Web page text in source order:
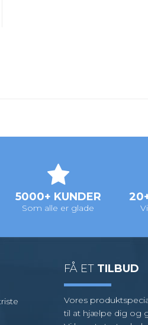
5000+ KUNDER
Som alle er glade
FÅ ET TILBUD
Vores
til at hjælpe dig og